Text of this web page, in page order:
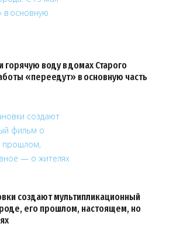
горячую воду в домах Старого
«переедут» в основную часть
создают мультипликационный
его прошлом, настоящем, но